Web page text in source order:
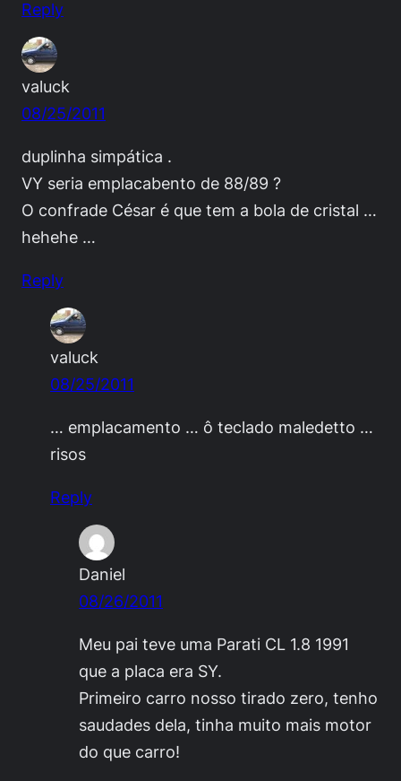
Reply
valuck
08/25/2011
duplinha simpática .
VY seria emplacabento de 88/89 ?
O confrade César é que tem a bola de cristal …
hehehe …
Reply
valuck
08/25/2011
… emplacamento … ô teclado maledetto …
risos
Reply
Daniel
08/26/2011
Meu pai teve uma Parati CL 1.8 1991
que a placa era SY.
Primeiro carro nosso tirado zero, tenho
saudades dela, tinha muito mais motor
do que carro!